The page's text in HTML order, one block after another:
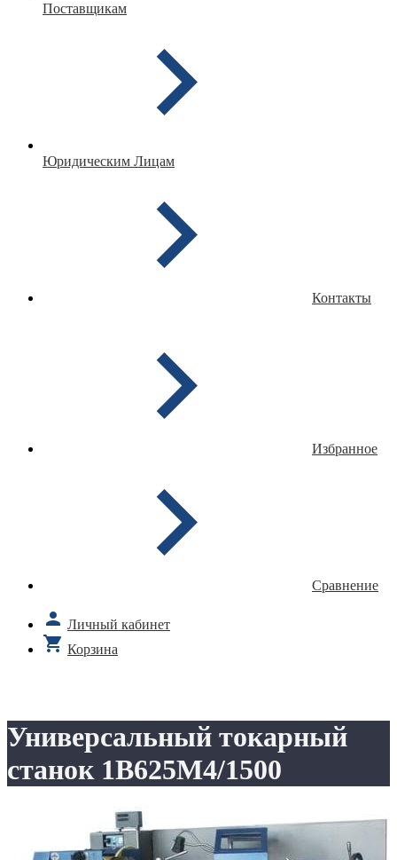
Поставщикам
Юридическим Лицам
Контакты
Избранное
Сравнение
Личный кабинет
Корзина
Универсальный токарный
станок 1В625М4/1500